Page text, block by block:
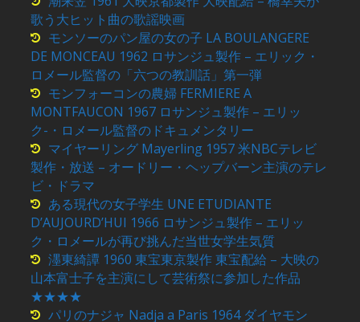
歌う大ヒット曲の歌謡映画
モンソーのパン屋の女の子 LA BOULANGERE
DE MONCEAU 1962 ロサンジュ製作 – エリック・
ロメール監督の「六つの教訓話」第一弾
モンフォーコンの農婦 FERMIERE A
MONTFAUCON 1967 ロサンジュ製作 – エリッ
ク-・ロメール監督のドキュメンタリー
マイヤーリング Mayerling 1957 米NBCテレビ
製作・放送 – オードリー・ヘップバーン主演のテレ
ビ・ドラマ
ある現代の女子学生 UNE ETUDIANTE
D’AUJOURD’HUI 1966 ロサンジュ製作 – エリッ
ク・ロメールが再び挑んだ当世女学生気質
濹東綺譚 1960 東宝東京製作 東宝配給 – 大映の
山本富士子を主演にして芸術祭に参加した作品
★★★★
パリのナジャ Nadja a Paris 1964 ダイヤモン